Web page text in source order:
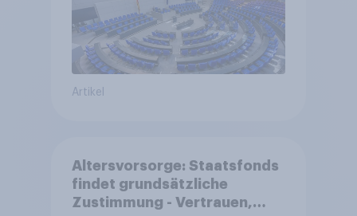
Artikel
Altersvorsorge: Staatsfonds
findet grundsätzliche
Zustimmung - Vertrauen,